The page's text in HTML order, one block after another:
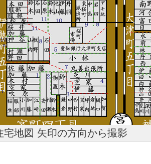
宅地図 矢印の方向から撮影